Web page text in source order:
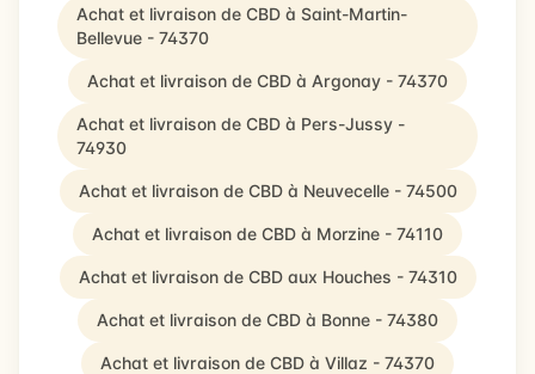
Achat et livraison de CBD à Saint-Martin-
Bellevue - 74370
Achat et livraison de CBD à Argonay - 74370
Achat et livraison de CBD à Pers-Jussy -
74930
Achat et livraison de CBD à Neuvecelle - 74500
Achat et livraison de CBD à Morzine - 74110
Achat et livraison de CBD aux Houches - 74310
Achat et livraison de CBD à Bonne - 74380
Achat et livraison de CBD à Villaz - 74370